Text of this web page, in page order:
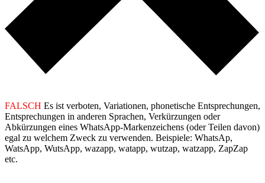
FALSCH Es ist verboten, Variationen, phonetische Entsprechungen,
Entsprechungen in anderen Sprachen, Verkürzungen oder
Abkürzungen eines WhatsApp-Markenzeichens (oder Teilen davon)
egal zu welchem Zweck zu verwenden. Beispiele: WhatsAp,
WatsApp, WutsApp, wazapp, watapp, wutzap, watzapp, ZapZap
etc.